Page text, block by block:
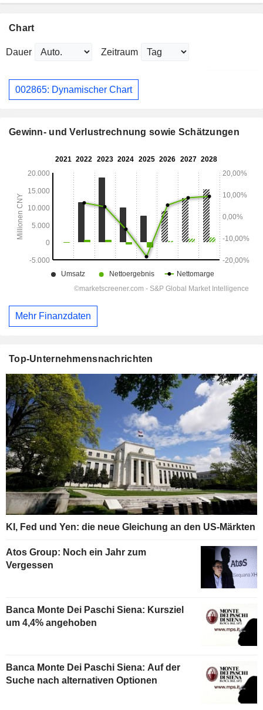
Chart
Dauer Zeitraum
002865: Dynamischer Chart
Gewinn- und Verlustrechnung sowie Schätzungen
Mehr Finanzdaten
Top-Unternehmensnachrichten
KI, Fed und Yen: die neue Gleichung an den US-Märkten
Atos Group: Noch ein Jahr zum
Vergessen
Banca Monte Dei Paschi Siena: Kursziel
um 4,4% angehoben
Banca Monte Dei Paschi Siena: Auf der
Suche nach alternativen Optionen